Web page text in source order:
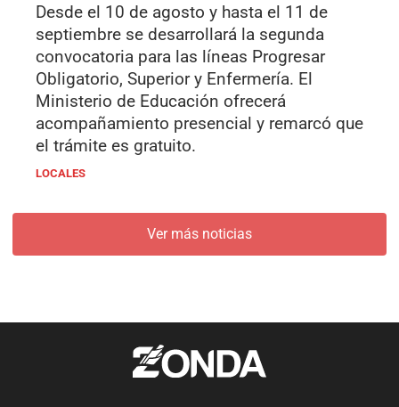
Desde el 10 de agosto y hasta el 11 de
septiembre se desarrollará la segunda
convocatoria para las líneas Progresar
Obligatorio, Superior y Enfermería. El
Ministerio de Educación ofrecerá
acompañamiento presencial y remarcó que
el trámite es gratuito.
LOCALES
Ver más noticias